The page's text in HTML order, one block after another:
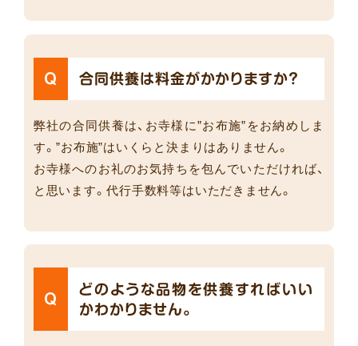
Q 合同供養は料金がかかりますか？
弊社の合同供養は、お寺様に”お布施”をお納めしま
す。”お布施”はいくらと決まりはありません。
お寺様へのお礼のお気持ちを包んでいただければ、
と思います。代行手数料等はいただきません。
Q
どのような品物を供養すればいい
かわかりません。